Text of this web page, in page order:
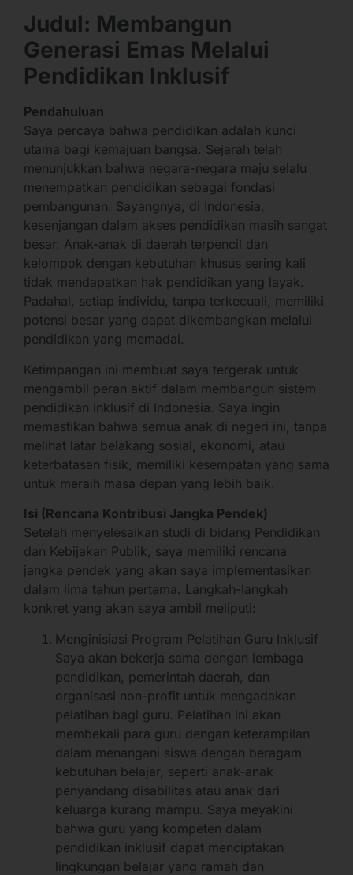
Judul: Membangun
Generasi Emas Melalui
Pendidikan Inklusif
Pendahuluan
Saya percaya bahwa pendidikan adalah kunci
utama bagi kemajuan bangsa. Sejarah telah
menunjukkan bahwa negara-negara maju selalu
menempatkan pendidikan sebagai fondasi
pembangunan. Sayangnya, di Indonesia,
kesenjangan dalam akses pendidikan masih sangat
besar. Anak-anak di daerah terpencil dan
kelompok dengan kebutuhan khusus sering kali
tidak mendapatkan hak pendidikan yang layak.
Padahal, setiap individu, tanpa terkecuali, memiliki
potensi besar yang dapat dikembangkan melalui
pendidikan yang memadai.
Ketimpangan ini membuat saya tergerak untuk
mengambil peran aktif dalam membangun sistem
pendidikan inklusif di Indonesia. Saya ingin
memastikan bahwa semua anak di negeri ini, tanpa
melihat latar belakang sosial, ekonomi, atau
keterbatasan fisik, memiliki kesempatan yang sama
untuk meraih masa depan yang lebih baik.
Isi (Rencana Kontribusi Jangka Pendek)
Setelah menyelesaikan studi di bidang Pendidikan
dan Kebijakan Publik, saya memiliki rencana
jangka pendek yang akan saya implementasikan
dalam lima tahun pertama. Langkah-langkah
konkret yang akan saya ambil meliputi:
Menginisiasi Program Pelatihan Guru Inklusif
Saya akan bekerja sama dengan lembaga
pendidikan, pemerintah daerah, dan
organisasi non-profit untuk mengadakan
pelatihan bagi guru. Pelatihan ini akan
membekali para guru dengan keterampilan
dalam menangani siswa dengan beragam
kebutuhan belajar, seperti anak-anak
penyandang disabilitas atau anak dari
keluarga kurang mampu. Saya meyakini
bahwa guru yang kompeten dalam
pendidikan inklusif dapat menciptakan
lingkungan belajar yang ramah dan